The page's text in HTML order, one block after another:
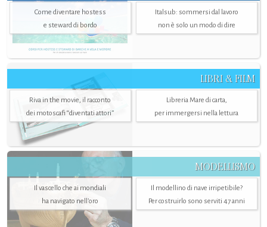
Come diventare hostess
e steward di bordo
Italsub: sommersi dal lavoro
non è solo un modo di dire
LIBRI & FILM
Riva in the movie, il racconto
dei motoscafi “diventati attori”
Libreria Mare di carta,
per immergersi nella lettura
MODELLISMO
Il vascello che ai mondiali
ha navigato nell’oro
Il modellino di nave irripetibile?
Per costruirlo sono serviti 47 anni